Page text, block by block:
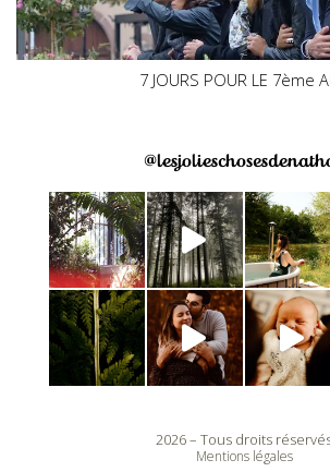
7 JOURS POUR LE 7ème
2026 – Tous droits
Mentions légales